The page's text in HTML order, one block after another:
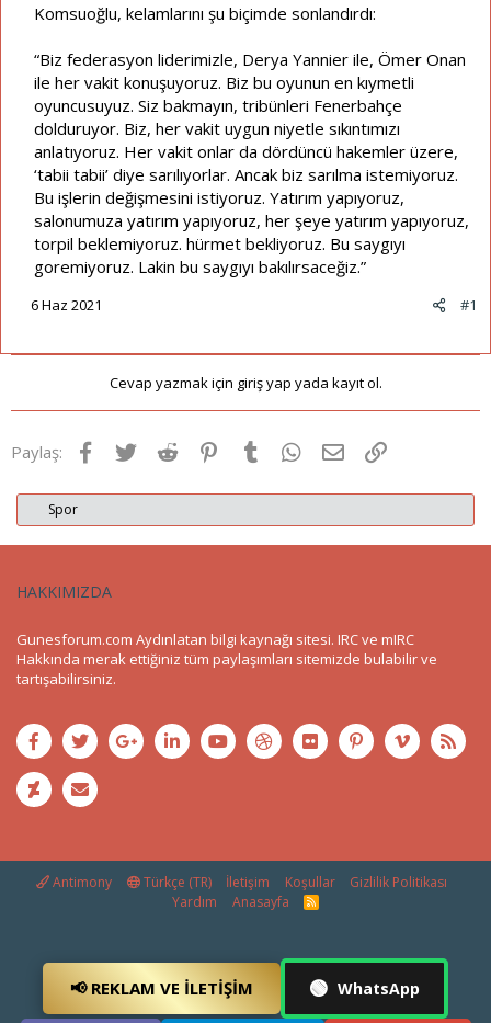
Komsuoğlu, kelamlarını şu biçimde sonlandırdı:
“Biz federasyon liderimizle, Derya Yannier ile, Ömer Onan
ile her vakit konuşuyoruz. Biz bu oyunun en kıymetli
oyuncusuyuz. Siz bakmayın, tribünleri Fenerbahçe
dolduruyor. Biz, her vakit uygun niyetle sıkıntımızı
anlatıyoruz. Her vakit onlar da dördüncü hakemler üzere,
‘tabii tabii’ diye sarılıyorlar. Ancak biz sarılma istemiyoruz.
Bu işlerin değişmesini istiyoruz. Yatırım yapıyoruz,
salonumuza yatırım yapıyoruz, her şeye yatırım yapıyoruz,
torpil beklemiyoruz. hürmet bekliyoruz. Bu saygıyı
goremiyoruz. Lakin bu saygıyı bakılırsaceğiz.”
#1
6 Haz 2021
Cevap yazmak için giriş yap yada kayıt ol.
Paylaş: Facebook
TwitterReddit Pinterest
Tumblr WhatsApp
E-postaLink
Spor
HAKKIMIZDA
Gunesforum.com Aydınlatan bilgi kaynağı sitesi. IRC ve mIRC
Hakkında merak ettiğiniz tüm paylaşımları sitemizde bulabilir ve
tartışabilirsiniz.
Antimony Türkçe (TR) İletişim Koşullar
Gizlilik Politikası
Yardım
Anasayfa
R
S
📢 REKLAM VE İLETIŞIM 🟢 WhatsApp